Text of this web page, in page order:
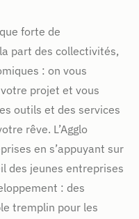
forte de
part des collectivités,
: on vous
projet et vous
outils et des services
rêve. L’Agglo
en s’appuyant sur
des jeunes entreprises
: des
tremplin pour les